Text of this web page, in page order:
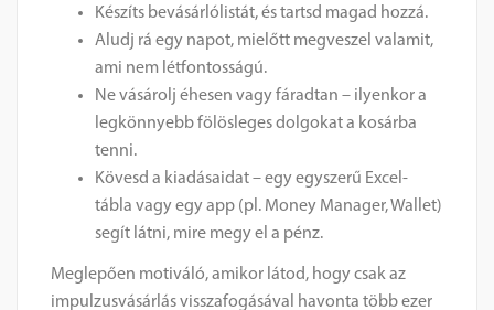
Készíts bevásárlólistát, és tartsd magad hozzá.
Aludj rá egy napot, mielőtt megveszel valamit,
ami nem létfontosságú.
Ne vásárolj éhesen vagy fáradtan – ilyenkor a
legkönnyebb fölösleges dolgokat a kosárba
tenni.
Kövesd a kiadásaidat – egy egyszerű Excel-
tábla vagy egy app (pl. Money Manager, Wallet)
segít látni, mire megy el a pénz.
Meglepően motiváló, amikor látod, hogy csak az
impulzusvásárlás visszafogásával havonta több ezer